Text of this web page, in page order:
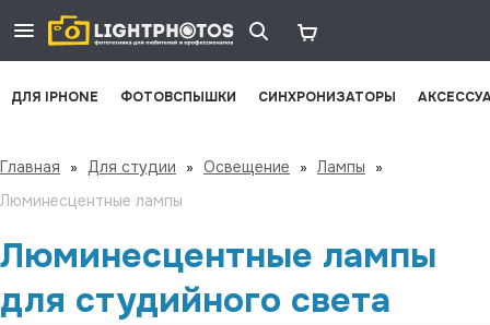
ДЛЯ IPHONE ФОТОВСПЫШКИ СИНХРОНИЗАТОРЫ
Главная » Для студии » Освещение » Лампы
»
Люминесцентные лампы
Люминесцентные лампы
для студийного света